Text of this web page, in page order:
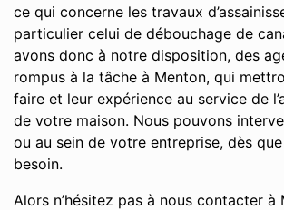
ce qui concerne les travaux
particulier celui de débouchage de
avons donc à notre disposition, des
rompus à la tâche à Menton, qui
faire et leur expérience au service de
de votre maison. Nous pouvons
ou au sein de votre entreprise, dès
besoin.
Alors n’hésitez pas à nous contacter à